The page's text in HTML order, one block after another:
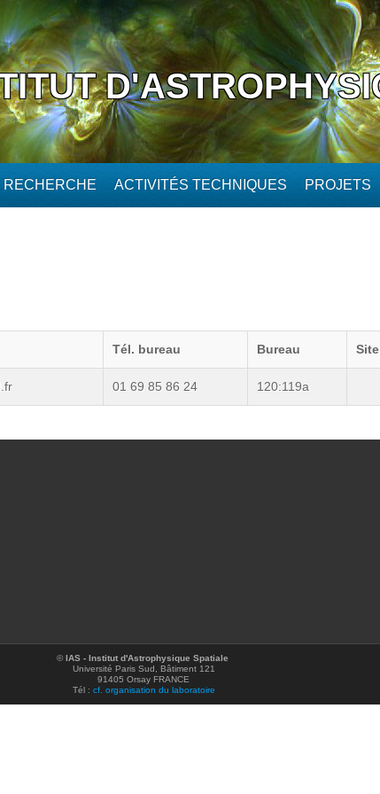
ACTIVITÉS TECHNIQUES PROJETS
Tél. bureau Bureau
01 69 85 86 24 120:119a
© IAS - Institut d'Astrophysique Spatiale
Université Paris Sud, Bâtiment 121
91405 Orsay FRANCE
Tél : cf. organisation du laboratoire